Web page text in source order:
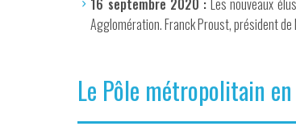
16 septembre 2020 : Les nouveaux
Agglomération. Franck Proust, président
Le Pôle métropolitain